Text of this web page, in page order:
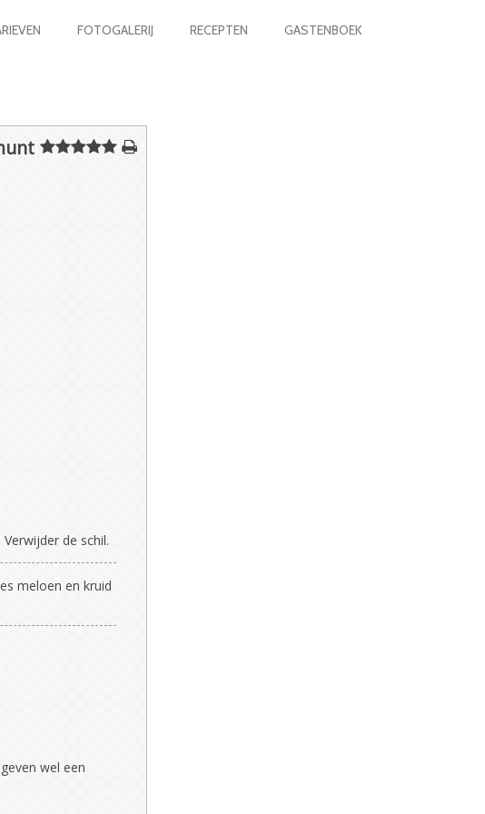
FOTOGALERIJ RECEPTEN GASTENBOEK
de schil.
meloen en kruid
wel een